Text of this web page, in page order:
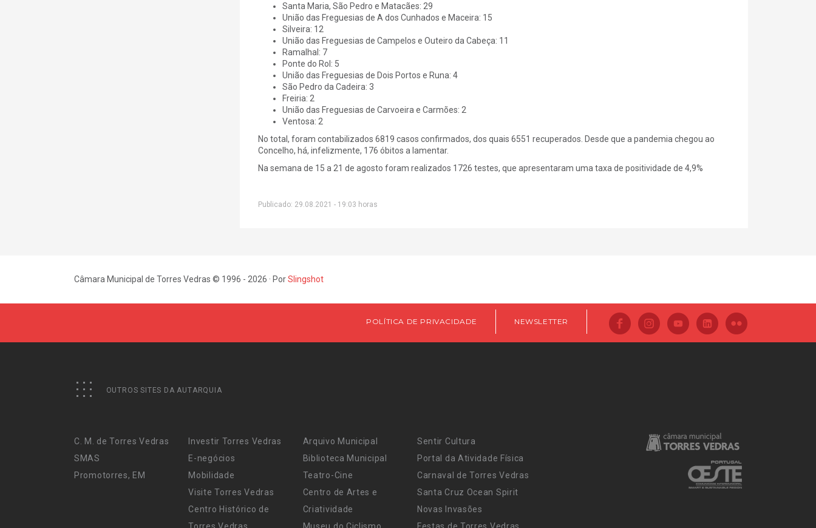
Santa Maria, São Pedro e Matacães: 29
União das Freguesias de A dos Cunhados e Maceira: 15
Silveira: 12
União das Freguesias de Campelos e Outeiro da Cabeça: 11
Ramalhal: 7
Ponte do Rol: 5
União das Freguesias de Dois Portos e Runa: 4
São Pedro da Cadeira: 3
Freiria: 2
União das Freguesias de Carvoeira e Carmões: 2
Ventosa: 2
No total, foram contabilizados 6819 casos confirmados, dos quais 6551 recuperados. Desde que a pandemia chegou ao
Concelho, há, infelizmente, 176 óbitos a lamentar.
Na semana de 15 a 21 de agosto foram realizados 1726 testes, que apresentaram uma taxa de positividade de 4,9%
Publicado: 29.08.2021 - 19:03 horas
Câmara Municipal de Torres Vedras © 1996 - 2026 · PorSlingshot
POLÍTICA DE PRIVACIDADE NEWSLETTER
OUTROS SITES DA AUTARQUIA
C. M. de Torres Vedras
SMAS
Promotorres, EM
Investir Torres Vedras
E-negócios
Mobilidade
Visite Torres Vedras
Centro Histórico de
Torres Vedras
Arquivo Municipal
Biblioteca Municipal
Teatro-Cine
Centro de Artes e
Criatividade
Museu do Ciclismo
Sentir Cultura
Portal da Atividade Física
Carnaval de Torres Vedras
Santa Cruz Ocean Spirit
Novas Invasões
Festas de Torres Vedras